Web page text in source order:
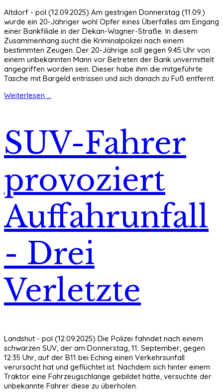
Altdorf - pol (12.09.2025) Am gestrigen Donnerstag (11.09.)
wurde ein 20-Jähriger wohl Opfer eines Überfalles am Eingang
einer Bankfiliale in der Dekan-Wagner-Straße. In diesem
Zusammenhang sucht die Kriminalpolizei nach einem
bestimmten Zeugen. Der 20-Jährige soll gegen 9.45 Uhr von
einem unbekannten Mann vor Betreten der Bank unvermittelt
angegriffen worden sein. Dieser habe ihm die mitgeführte
Tasche mit Bargeld entrissen und sich danach zu Fuß entfernt.
Weiterlesen ...
SUV-Fahrer
provoziert
Auffahrunfall
- Drei
Verletzte
Landshut - pol (12.09.2025) Die Polizei fahndet nach einem
schwarzen SUV, der am Donnerstag, 11. September, gegen
12:35 Uhr, auf der B11 bei Eching einen Verkehrsunfall
verursacht hat und geflüchtet ist. Nachdem sich hinter einem
Traktor eine Fahrzeugschlange gebildet hatte, versuchte der
unbekannte Fahrer diese zu überholen.